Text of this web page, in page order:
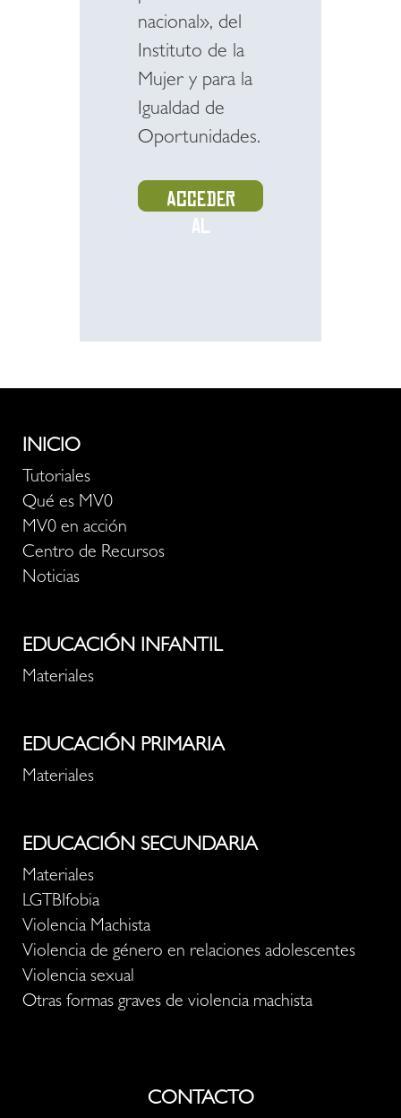
nacional», del
Instituto de la
Mujer y para la
Igualdad de
Oportunidades.
Acceder
al
INICIO
Tutoriales
Qué es MV0
MV0 en acción
Centro de Recursos
Noticias
EDUCACIÓN INFANTIL
Materiales
EDUCACIÓN PRIMARIA
Materiales
EDUCACIÓN SECUNDARIA
Materiales
LGTBIfobia
Violencia Machista
Violencia de género en relaciones adolescentes
Violencia sexual
Otras formas graves de violencia machista
CONTACTO